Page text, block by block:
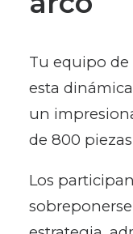
Tu equipo de
esta
un
de 800
Los